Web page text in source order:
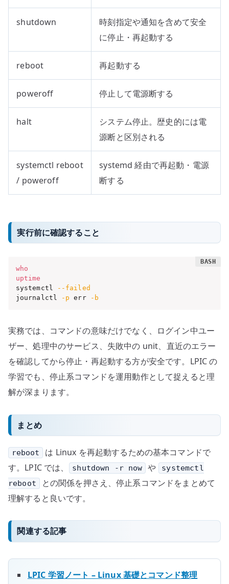
shutdown
時刻指定や通知を含めて安全
に停止・再起動する
reboot 再起動する
poweroff 停止して電源断する
halt
システム停止。歴史的には電
源断と区別される
systemctl reboot
/ poweroff
systemd 経由で再起動・電源
断する
実行前に確認すること
who
uptime
systemctl
--failed
journalctl
-p err -b
実務では、コマンドの意味だけでなく、ログイン中ユー
ザー、処理中のサービス、失敗中の unit、直近のエラー
を確認してから停止・再起動する方が安全です。LPIC の
学習でも、停止系コマンドを運用動作として捉えると理
解が深まります。
まとめ
reboot
は Linux を再起動するための基本コマンドで
す。LPIC では、
shutdown -r now や
systemctl
reboot
との関係を押さえ、停止系コマンドをまとめて
理解すると良いです。
関連する記事
LPIC 学習ノート – Linux 基礎とコマンド整理